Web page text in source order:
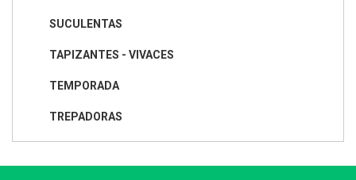
SUCULENTAS
TAPIZANTES - VIVACES
TEMPORADA
TREPADORAS